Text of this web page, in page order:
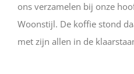
ons verzamelen bij onze
Woonstijl. De koffie stond
met zijn allen in de